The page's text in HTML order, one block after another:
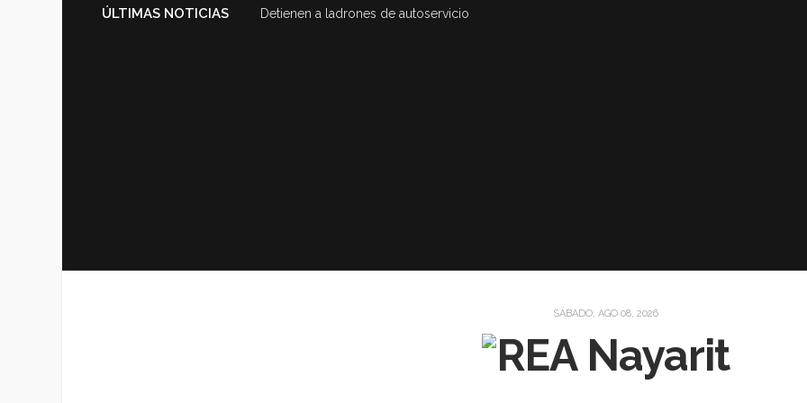
ÚLTIMAS NOTICIAS Detienen a ladrones de autoservicio
SÁBADO, AGO 08, 2026